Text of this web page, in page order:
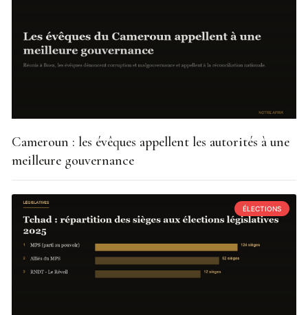
Cameroun : les évêques appellent les autorités à une
meilleure gouvernance
ÉLECTIONS